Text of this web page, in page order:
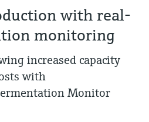
속 압력 측
컨트롤 유
스
위한 파
에 확인해보
프트웨어 업데
롯한 다양한
Jena
with real-
monitoring
increased capacity
with
Monitor